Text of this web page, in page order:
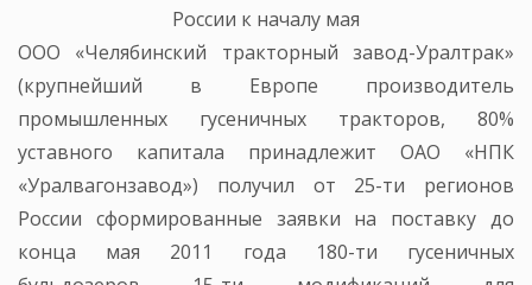
России к началу мая
ООО «Челябинский тракторный завод-Уралтрак»
(крупнейший в Европе производитель
промышленных гусеничных тракторов, 80%
уставного капитала принадлежит ОАО «НПК
«Уралвагонзавод») получил от 25-ти регионов
России сформированные заявки на поставку до
конца мая 2011 года 180-ти гусеничных